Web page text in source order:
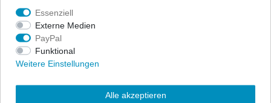
progressiver Abstimmung sowie qualitativ hochwertige
Sportdämpfer eingesetzt. Die Nickbewegung beim Bremsen wird
stark reduziert und die Seitenneigungen bei Kurvenfahrten
wesentlich verbessert. Die abgestimmten Sportfahrwerke
übermitteln Ihnen eine direkte Rückmeldung des Fahrzustandes
und geben Ihnen das sichere Gefühl einer kraftschlüssigen
Fahrdynamik. Freuen Sie sich über eine exzellente Straßenlage,
sportliche Optik und über eine gehörige Portion mehr Dynamik.
Essenziell
Externe Medien
PayPal
Funktional
Weitere Einstellungen
Alle akzeptieren